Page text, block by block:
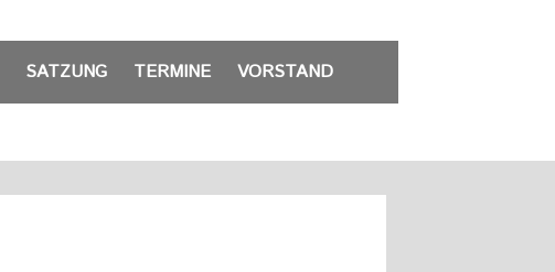
SATZUNG TERMINE VORSTAND